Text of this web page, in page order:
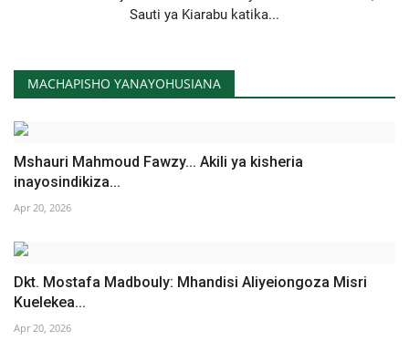
Sauti ya Kiarabu katika...
MACHAPISHO YANAYOHUSIANA
Mshauri Mahmoud Fawzy... Akili ya kisheria
inayosindikiza...
Apr 20, 2026
Dkt. Mostafa Madbouly: Mhandisi Aliyeiongoza Misri
Kuelekea...
Apr 20, 2026